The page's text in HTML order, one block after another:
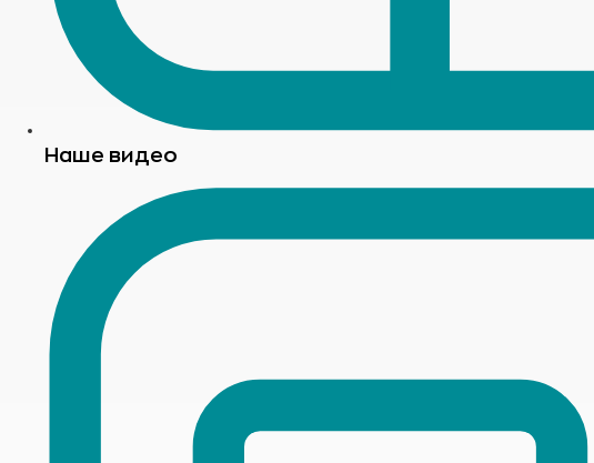
Наше видео